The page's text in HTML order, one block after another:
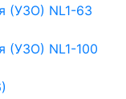
(УЗО) NL1-63
(УЗО) NL1-100